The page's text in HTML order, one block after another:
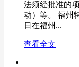
法须经批准的
动）等。 福州
日在福州...
查看全文